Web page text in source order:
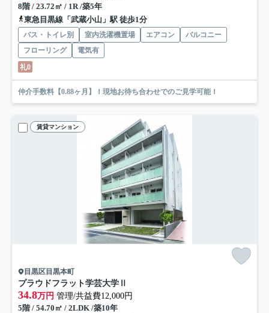
8階 / 23.72㎡ / 1R /築5年
東急目黒線「武蔵小山」駅 徒歩1分
バス・トイレ別 室内洗濯機置場 エアコン
バルコニー
フローリング
電気有
礼0
仲介手数料【0.88ヶ月】！現地お待ち合わせでのご見学可能！
賃貸マンション
目黒区目黒本町
プラウドフラット学芸大学Ⅱ
34.8万円 管理/共益費12,000円
5階 / 54.70㎡ / 2LDK /築10年